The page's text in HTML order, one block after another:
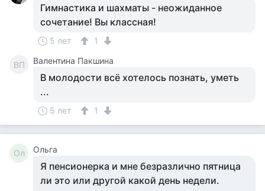
Гимнастика и шахматы - неожиданное
сочетание! Вы классная!
5 лет 1
ВП Валентина Пакшина
В молодости всё хотелось познать, уметь
...
5 лет 1
Ол Ольга
Я пенсионерка и мне безразлично пятница
ли это или другой какой день недели.